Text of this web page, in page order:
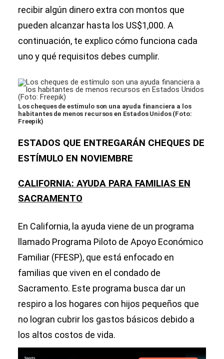
recibir algún dinero extra con montos que
pueden alcanzar hasta los US$1,000. A
continuación, te explico cómo funciona cada
uno y qué requisitos debes cumplir.
Los cheques de estímulo son una ayuda financiera a los
habitantes de menos recursos en Estados Unidos (Foto:
Freepik)
ESTADOS QUE ENTREGARÁN CHEQUES DE
ESTÍMULO EN NOVIEMBRE
CALIFORNIA: AYUDA PARA FAMILIAS EN
SACRAMENTO
En California, la ayuda viene de un programa
llamado Programa Piloto de Apoyo Económico
Familiar (FFESP), que está enfocado en
familias que viven en el condado de
Sacramento. Este programa busca dar un
respiro a los hogares con hijos pequeños que
no logran cubrir los gastos básicos debido a
los altos costos de vida.